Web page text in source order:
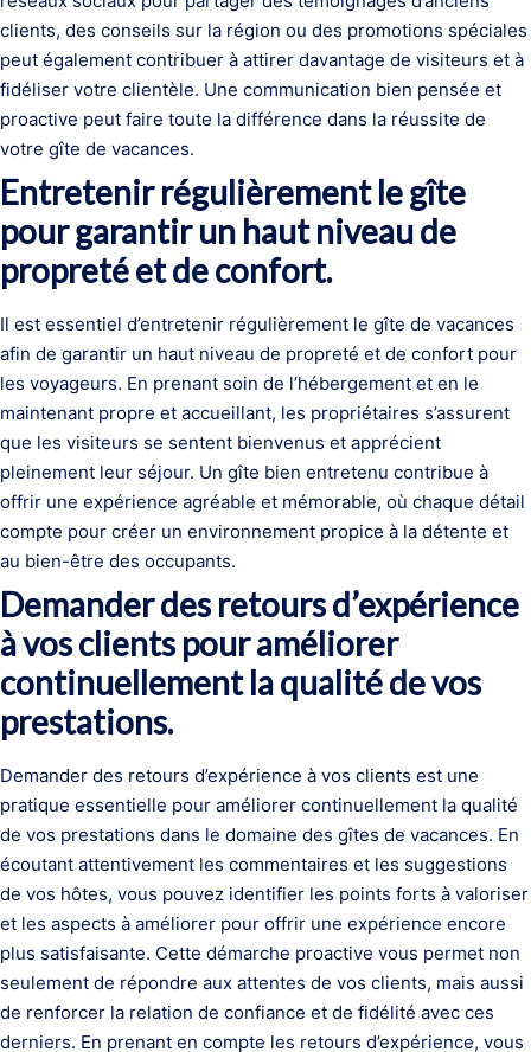
clients, des conseils sur la région ou des promotions spéciales
peut également contribuer à attirer davantage de visiteurs et à
fidéliser votre clientèle. Une communication bien pensée et
proactive peut faire toute la différence dans la réussite de
votre gîte de vacances.
Entretenir régulièrement le gîte
pour garantir un haut niveau de
propreté et de confort.
Il est essentiel d’entretenir régulièrement le gîte de vacances
afin de garantir un haut niveau de propreté et de confort pour
les voyageurs. En prenant soin de l’hébergement et en le
maintenant propre et accueillant, les propriétaires s’assurent
que les visiteurs se sentent bienvenus et apprécient
pleinement leur séjour. Un gîte bien entretenu contribue à
offrir une expérience agréable et mémorable, où chaque détail
compte pour créer un environnement propice à la détente et
au bien-être des occupants.
Demander des retours d’expérience
à vos clients pour améliorer
continuellement la qualité de vos
prestations.
Demander des retours d’expérience à vos clients est une
pratique essentielle pour améliorer continuellement la qualité
de vos prestations dans le domaine des gîtes de vacances. En
écoutant attentivement les commentaires et les suggestions
de vos hôtes, vous pouvez identifier les points forts à valoriser
et les aspects à améliorer pour offrir une expérience encore
plus satisfaisante. Cette démarche proactive vous permet non
seulement de répondre aux attentes de vos clients, mais aussi
de renforcer la relation de confiance et de fidélité avec ces
derniers. En prenant en compte les retours d’expérience, vous